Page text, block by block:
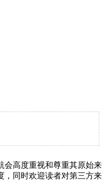
会高度重视和尊重其原始来
，同时欢迎读者对第三方来